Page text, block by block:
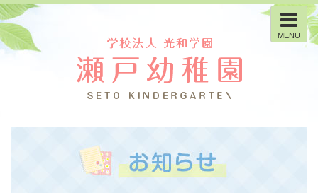
MENU